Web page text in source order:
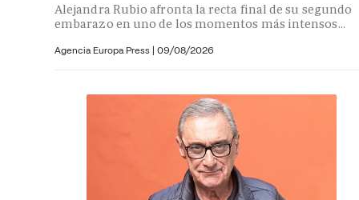
Alejandra Rubio afronta la recta final de su segundo
embarazo en uno de los momentos más intensos...
Agencia Europa Press | 09/08/2026